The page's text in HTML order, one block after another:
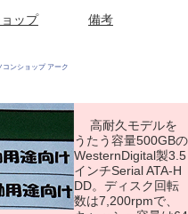
ップ
備考
コンショップ アーク
高耐久モデルを
うたう容量500GBの
WesternDigital製3.5
インチSerial ATA-H
DD。ディスク回転
数は7,200rpmで、